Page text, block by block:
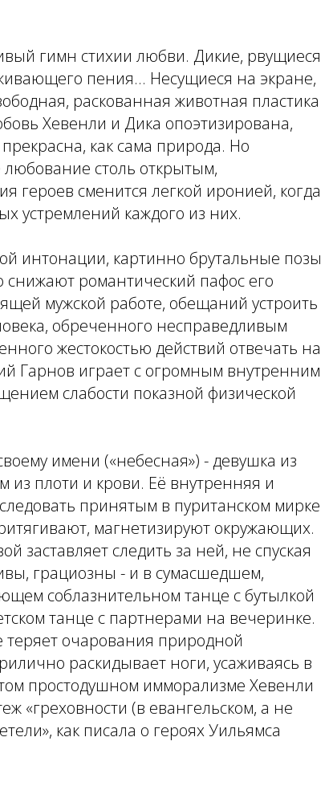
гимн стихии любви. Дикие, рвущиеся
пения... Несущиеся на экране,
раскованная животная пластика
Хевенли и Дика опоэтизирована,
как сама природа. Но
любование столь открытым,
героев сменится легкой иронией, когда
устремлений каждого из них.
интонации, картинно брутальные позы
романтический пафос его
мужской работе, обещаний устроить
обреченного несправедливым
жестокостью действий отвечать на
Гарнов играет с огромным внутренним
слабости показной физической
имени («небесная») - девушка из
из плоти и крови. Её внутренняя и
принятым в пуританском мирке
магнетизируют окружающих.
заставляет следить за ней, не спуская
грациозны - и в сумасшедшем,
соблазнительном танце с бутылкой
танце с партнерами на вечеринке.
очарования природной
раскидывает ноги, усаживаясь в
простодушном имморализме Хевенли
«греховности (в евангельском, а не
как писала о героях Уильямса